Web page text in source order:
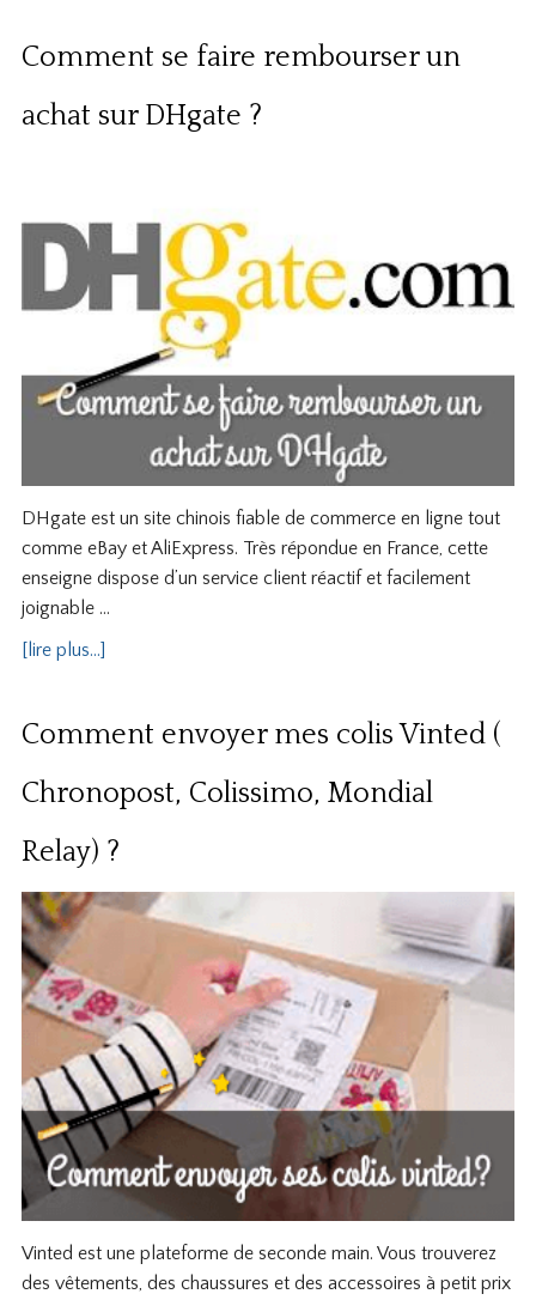
Comment se faire rembourser un
achat sur DHgate ?
DHgate est un site chinois fiable de commerce en ligne tout
comme eBay et AliExpress. Très répondue en France, cette
enseigne dispose d’un service client réactif et facilement
joignable …
[lire plus...]
Comment envoyer mes colis Vinted (
Chronopost, Colissimo, Mondial
Relay) ?
Vinted est une plateforme de seconde main. Vous trouverez
des vêtements, des chaussures et des accessoires à petit prix